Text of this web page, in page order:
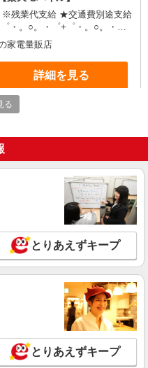
※残業代支給 ★交通費別途支給
(規定有) お友達を紹介
給(規定有) ★月2回払
程有）★ ゜・。○。・゜
家電量販店
詳細を見る
機種に詳しくなれる携帯販売
※残業代支給 ★交通費別途支給
給(規定有) お友達を紹介
支給(規定有) ★月2回払
程有）★ ゜・。○。・゜
docomoショップ
詳細を見る
なれる携帯販売【docomo】
※残業代支給 ★交通費別途支給
給(規定有) お友達を紹介
支給(規定有) ★月2回払
程有）★ ゜・。○。・゜
詳細を見る
る
とりあえずキープ
とりあえずキープ